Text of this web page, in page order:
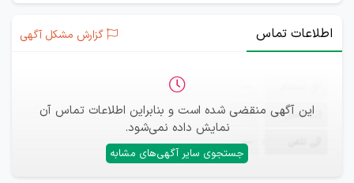
اطلاعات تماس گزارش مشکل آگهی
این آگهی منقضی شده است و بنابراین اطلاعات تماس آن
نمایش داده نمی‌شود.
جستجوی سایر آگهی‌های مشابه
ایمیل —
—